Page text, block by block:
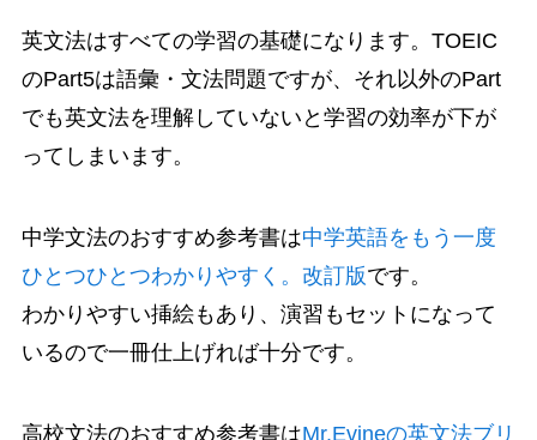
英文法はすべての学習の基礎になります。TOEIC
のPart5は語彙・文法問題ですが、それ以外のPart
でも英文法を理解していないと学習の効率が下が
ってしまいます。
中学文法のおすすめ参考書は中学英語をもう一度
ひとつひとつわかりやすく。改訂版です。
わかりやすい挿絵もあり、演習もセットになって
いるので一冊仕上げれば十分です。
高校文法のおすすめ参考書はMr.Evineの英文法ブリ